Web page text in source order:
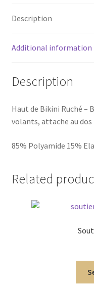
Description
Additional information
Description
Haut de Bikini Ruché –
volants, attache au dos
85% Polyamide 15%
Related